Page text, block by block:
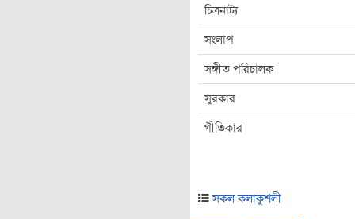
চিত্রনাট্য
সংলাপ
সঙ্গীত পরিচালক
সুরকার
গীতিকার
সকল কলাকুশলী